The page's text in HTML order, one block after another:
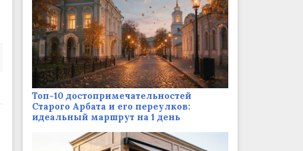
Топ-10 достопримечательностей
Старого Арбата и его переулков:
идеальный маршрут на 1 день